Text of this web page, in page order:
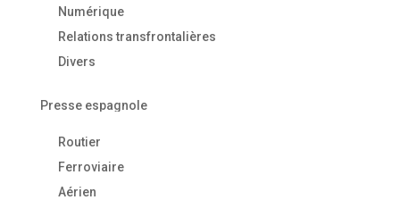
Numérique
Relations transfrontalières
Divers
Presse espagnole
Routier
Ferroviaire
Aérien